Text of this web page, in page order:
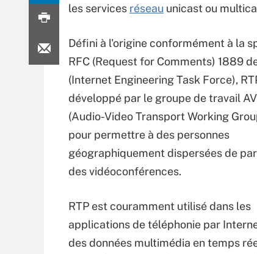
les services réseau unicast ou
Défini à l'origine conformément à la
RFC (Request for Comments) 1889
(Internet Engineering Task Force),
développé par le groupe de travail
(Audio-Video Transport Working
pour permettre à des personnes
géographiquement dispersées de
des vidéoconférences.
RTP est couramment utilisé dans les
applications de téléphonie par
des données multimédia en temps